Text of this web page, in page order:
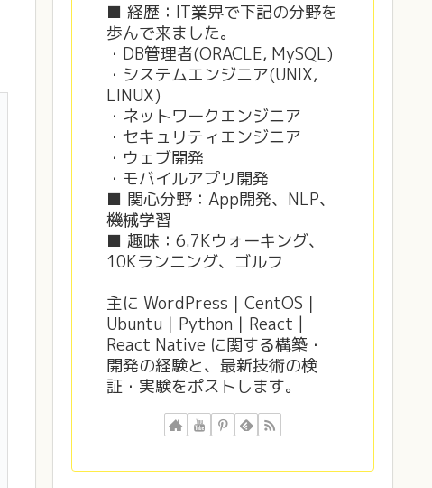
■ 経歴：IT業界で下記の分野を
歩んで来ました。
・DB管理者(ORACLE, MySQL)
・システムエンジニア(UNIX,
LINUX)
・ネットワークエンジニア
・セキュリティエンジニア
・ウェブ開発
・モバイルアプリ開発
■ 関心分野：App開発、NLP、
機械学習
■ 趣味：6.7Kウォーキング、
10Kランニング、ゴルフ
主に WordPress｜CentOS｜
Ubuntu｜Python｜React |
React Native に関する構築・
開発の経験と、最新技術の検
証・実験をポストします。